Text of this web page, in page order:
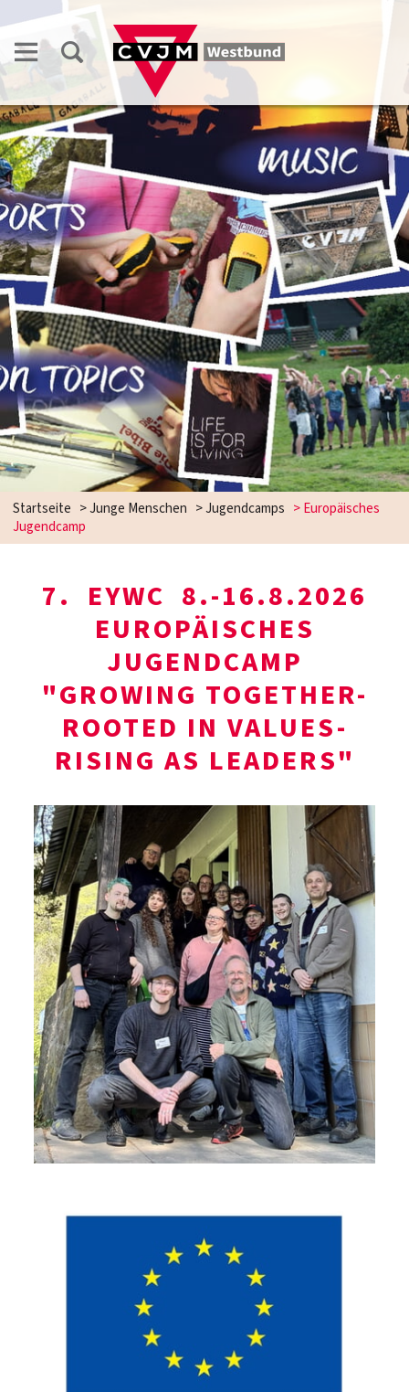
Startseite >Junge Menschen >Jugendcamps >Europäisches
Jugendcamp
7. EYWC 8.-16.8.2026
EUROPÄISCHES
JUGENDCAMP
"GROWING TOGETHER-
ROOTED IN VALUES-
RISING AS LEADERS"